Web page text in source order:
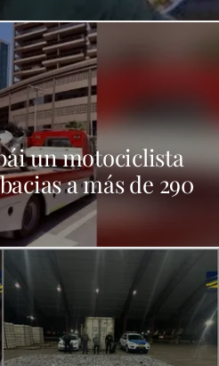
un motociclista
a más de 290